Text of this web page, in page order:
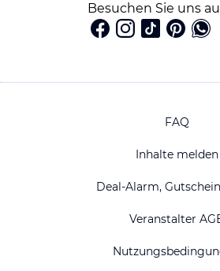
Besuchen Sie uns
FAQ
Inhalte melden
Deal-Alarm,
Veranstalter